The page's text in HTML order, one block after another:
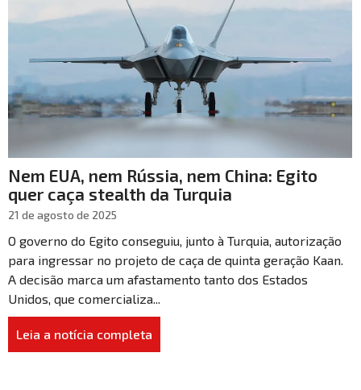
Nem EUA, nem Rússia, nem China: Egito
quer caça stealth da Turquia
21 de agosto de 2025
O governo do Egito conseguiu, junto à Turquia, autorização
para ingressar no projeto de caça de quinta geração Kaan.
A decisão marca um afastamento tanto dos Estados
Unidos, que comercializa...
Leia a notícia completa